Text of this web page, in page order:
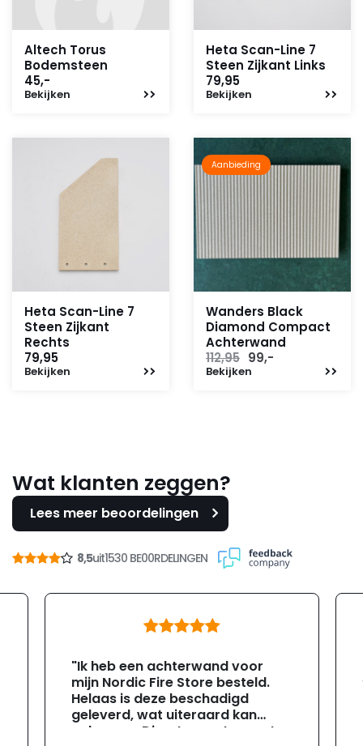
Altech Torus
Bodemsteen
45,-
Bekijken
Heta Scan-Line 7
Steen Zijkant Links
79,95
Bekijken
Heta Scan-Line 7
Steen Zijkant
Rechts
79,95
Bekijken
Aanbieding
Wanders Black
Diamond Compact
Achterwand
112,95 Oorspronkelijke
prijs
99,-
Bekijken
Wat klanten zeggen?
Lees meer beoordelingen
8,5uit1530 BE00RDELINGEN
"Ik heb een achterwand voor
mijn Nordic Fire Store besteld.
Helaas is deze beschadigd
geleverd, wat uiteraard kan
gebeuren. Direct na ontvangst